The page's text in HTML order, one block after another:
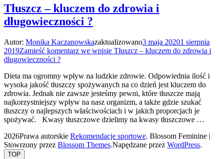
Tłuszcz – kluczem do zdrowia i
długowieczności ?
Autor: Monika Kaczanowskazaktualizowano3 maja 20201 sierpnia
2019Zamieść komentarz we wpisie Tłuszcz – kluczem do zdrowia i
długowieczności ?
Dieta ma ogromny wpływ na ludzkie zdrowie. Odpowiednia ilość i
wysoka jakość tłuszczy spożywanych na co dzień jest kluczem do
zdrowia. Jednak nie zawsze jesteśmy pewni, które tłuszcze mają
najkorzystniejszy wpływ na nasz organizm, a także gdzie szukać
tłuszczy o najlepszych właściwościach i w jakich proporcjach je
spożywać. Kwasy tłuszczowe dzielimy na kwasy tłuszczowe …
2026Prawa autorskie Rekomendacje sportowe. Blossom Feminine |
Stowrzony przez Blossom Themes.Napędzane przez WordPress.
TOP